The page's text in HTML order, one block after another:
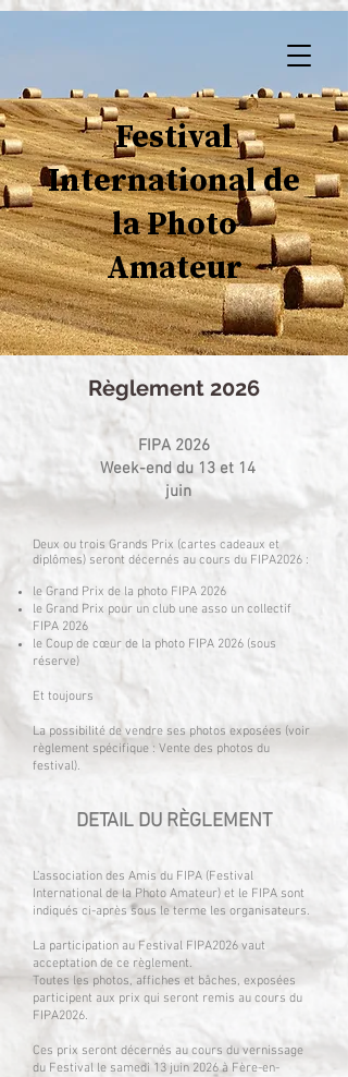
Festival
International de
la Photo
Amateur
Règlement 2026
FIPA 2026
Week-end du 13 et 14
juin
Deux ou trois Grands Prix (cartes cadeaux et
diplômes) seront décernés au cours du FIPA2026 :
le Grand Prix de la photo FIPA 2026
le Grand Prix pour un club une asso un collectif
FIPA 2026
le Coup de cœur de la photo FIPA 2026 (sous
réserve)
Et toujours
La possibilité de vendre ses photos exposées (voir
règlement spécifique : Vente des photos du
festival).
DETAIL DU RÈGLEMENT
L’association des Amis du FIPA (Festival
International de la Photo Amateur) et le FIPA sont
indiqués ci-après sous le terme les organisateurs.
La participation au Festival FIPA2026 vaut
acceptation de ce règlement.
Toutes les photos, affiches et bâches, exposées
participent aux prix qui seront remis au cours du
FIPA2026.
Ces prix seront décernés au cours du vernissage
du Festival le samedi 13 juin 2026 à Fère-en-